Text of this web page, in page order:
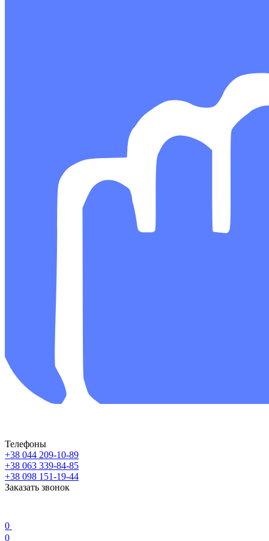
Телефоны
+38 044 209-10-89
+38 063 339-84-85
+38 098 151-19-44
Заказать звонок
0
0